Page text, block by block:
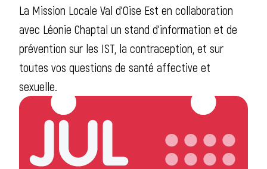
La Mission Locale Val d’Oise Est en collaboration
avec Léonie Chaptal un stand d’information et de
prévention sur les IST, la contraception, et sur
toutes vos questions de santé affective et
sexuelle.